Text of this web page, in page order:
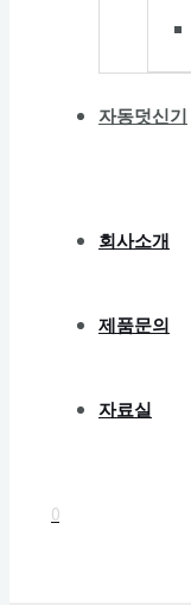
자동덧신기
회사소개
제품문의
자료실
0